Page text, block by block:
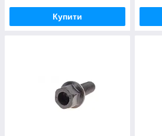
Купити